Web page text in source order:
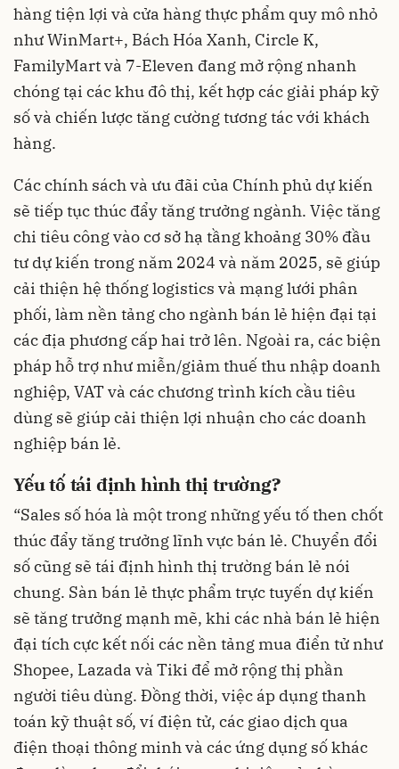
hàng tiện lợi và cửa hàng thực phẩm quy mô nhỏ
như WinMart+, Bách Hóa Xanh, Circle K,
FamilyMart và 7-Eleven đang mở rộng nhanh
chóng tại các khu đô thị, kết hợp các giải pháp kỹ
số và chiến lược tăng cường tương tác với khách
hàng.
Các chính sách và ưu đãi của Chính phủ dự kiến
sẽ tiếp tục thúc đẩy tăng trưởng ngành. Việc tăng
chi tiêu công vào cơ sở hạ tầng khoảng 30% đầu
tư dự kiến trong năm 2024 và năm 2025, sẽ giúp
cải thiện hệ thống logistics và mạng lưới phân
phối, làm nền tảng cho ngành bán lẻ hiện đại tại
các địa phương cấp hai trở lên. Ngoài ra, các biện
pháp hỗ trợ như miễn/giảm thuế thu nhập doanh
nghiệp, VAT và các chương trình kích cầu tiêu
dùng sẽ giúp cải thiện lợi nhuận cho các doanh
nghiệp bán lẻ.
Yếu tố tái định hình thị trường?
“Sales số hóa là một trong những yếu tố then chốt
thúc đẩy tăng trưởng lĩnh vực bán lẻ. Chuyển đổi
số cũng sẽ tái định hình thị trường bán lẻ nói
chung. Sàn bán lẻ thực phẩm trực tuyến dự kiến
sẽ tăng trưởng mạnh mẽ, khi các nhà bán lẻ hiện
đại tích cực kết nối các nền tảng mua điển tử như
Shopee, Lazada và Tiki để mở rộng thị phần
người tiêu dùng. Đồng thời, việc áp dụng thanh
toán kỹ thuật số, ví điện tử, các giao dịch qua
điện thoại thông minh và các ứng dụng số khác